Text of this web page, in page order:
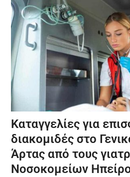
Καταγγελίες για
διακομιδές στο
Άρτας από τους
Νοσοκομείων